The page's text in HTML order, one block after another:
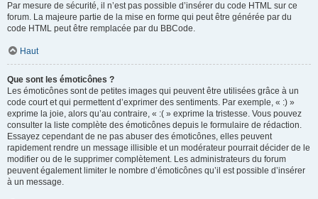
Par mesure de sécurité, il n’est pas possible d’insérer du code HTML sur ce
forum. La majeure partie de la mise en forme qui peut être générée par du
code HTML peut être remplacée par du BBCode.
Haut
Que sont les émoticônes ?
Les émoticônes sont de petites images qui peuvent être utilisées grâce à un
code court et qui permettent d’exprimer des sentiments. Par exemple, « :) »
exprime la joie, alors qu’au contraire, « :( » exprime la tristesse. Vous pouvez
consulter la liste complète des émoticônes depuis le formulaire de rédaction.
Essayez cependant de ne pas abuser des émoticônes, elles peuvent
rapidement rendre un message illisible et un modérateur pourrait décider de le
modifier ou de le supprimer complètement. Les administrateurs du forum
peuvent également limiter le nombre d’émoticônes qu’il est possible d’insérer
à un message.